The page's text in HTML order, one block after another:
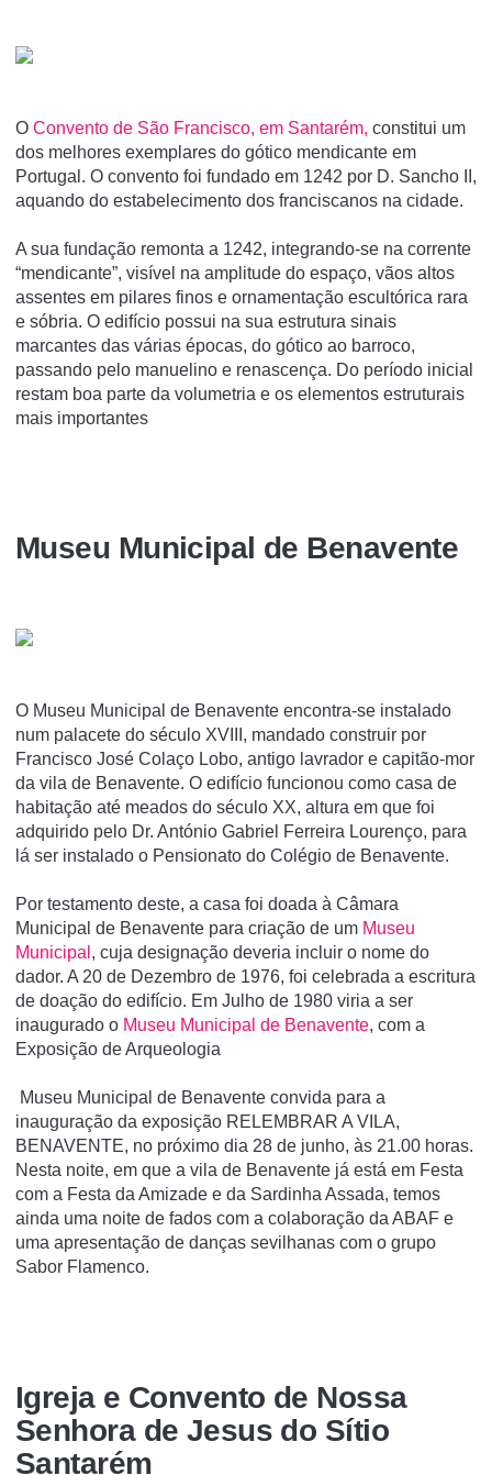
O Convento de São Francisco, em Santarém, constitui um
dos melhores exemplares do gótico mendicante em
Portugal. O convento foi fundado em 1242 por D. Sancho II,
aquando do estabelecimento dos franciscanos na cidade.
A sua fundação remonta a 1242, integrando-se na corrente
“mendicante”, visível na amplitude do espaço, vãos altos
assentes em pilares finos e ornamentação escultórica rara
e sóbria. O edifício possui na sua estrutura sinais
marcantes das várias épocas, do gótico ao barroco,
passando pelo manuelino e renascença. Do período inicial
restam boa parte da volumetria e os elementos estruturais
mais importantes
Museu Municipal de Benavente
O Museu Municipal de Benavente encontra-se instalado
num palacete do século XVIII, mandado construir por
Francisco José Colaço Lobo, antigo lavrador e capitão-mor
da vila de Benavente. O edifí­cio funcionou como casa de
habitação até meados do século XX, altura em que foi
adquirido pelo Dr. António Gabriel Ferreira Lourenço, para
lá ser instalado o Pensionato do Colégio de Benavente.
Por testamento deste, a casa foi doada à Câmara
Municipal de Benavente para criação de um Museu
Municipal , cuja designação deveria incluir o nome do
dador. A 20 de Dezembro de 1976, foi celebrada a escritura
de doação do edifí­cio. Em Julho de 1980 viria a ser
inaugurado o Museu Municipal de Benavente, com a
Exposição de Arqueologia
Museu Municipal de Benavente convida para a
inauguração da exposição RELEMBRAR A VILA,
BENAVENTE, no próximo dia 28 de junho, às 21.00 horas.
Nesta noite, em que a vila de Benavente já está em Festa
com a Festa da Amizade e da Sardinha Assada, temos
ainda uma noite de fados com a colaboração da ABAF e
uma apresentação de danças sevilhanas com o grupo
Sabor Flamenco.
Igreja e Convento de Nossa
Senhora de Jesus do Sí­tio
Santarém